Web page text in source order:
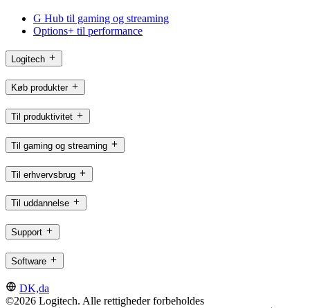
G Hub til gaming og streaming
Options+ til performance
Logitech
Køb produkter
Til produktivitet
Til gaming og streaming
Til erhvervsbrug
Til uddannelse
Support
Software
DK,da
©2026 Logitech. Alle rettigheder forbeholdes